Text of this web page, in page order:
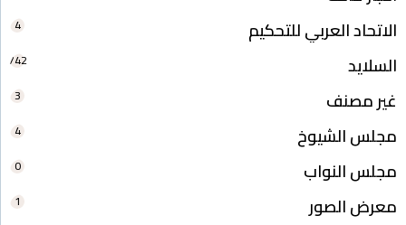
الاتحاد العربي للتحكيم 4
السلايد 742
غير مصنف 3
مجلس الشيوخ 4
مجلس النواب 0
معرض الصور 1